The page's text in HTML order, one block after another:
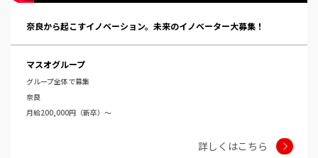
奈良から起こすイノベーション。未来のイノベーター大募集！
マスオグループ
グループ全体で募集
奈良
月給200,000円（新卒）～
詳しくはこちら